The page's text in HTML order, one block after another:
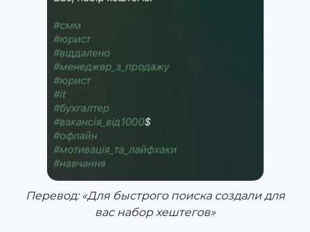
Перевод: «Для быстрого поиска создали для
вас набор хештегов»